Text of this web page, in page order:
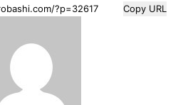
Copy URL